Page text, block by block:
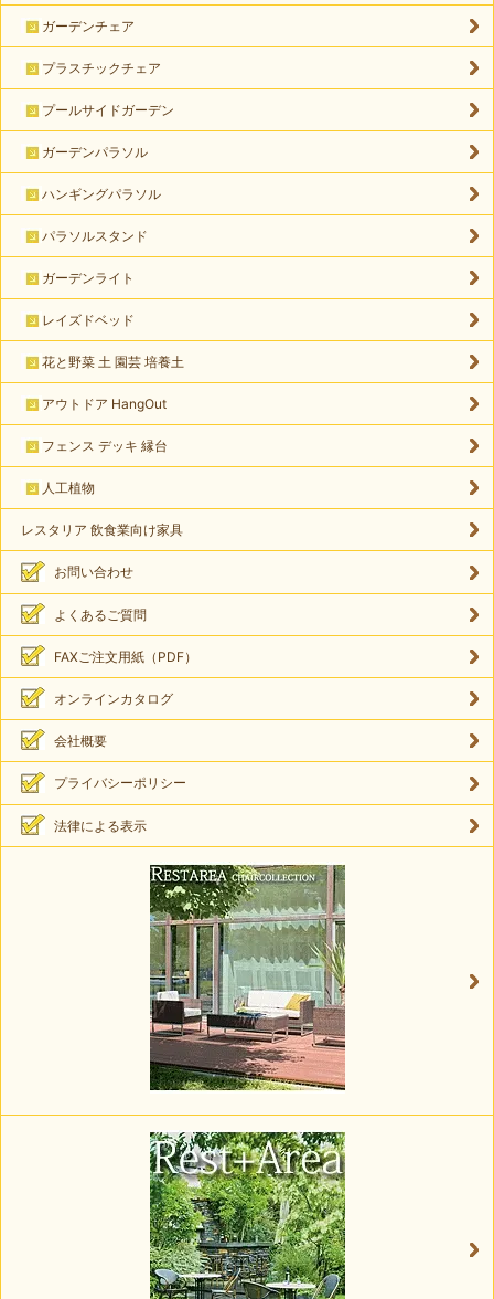
ガーデンチェア
プラスチックチェア
プールサイドガーデン
ガーデンパラソル
ハンギングパラソル
パラソルスタンド
ガーデンライト
レイズドベッド
花と野菜 土 園芸 培養土
アウトドア HangOut
フェンス デッキ 縁台
人工植物
レスタリア 飲食業向け家具
お問い合わせ
よくあるご質問
FAXご注文用紙（PDF）
オンラインカタログ
会社概要
プライバシーポリシー
法律による表示